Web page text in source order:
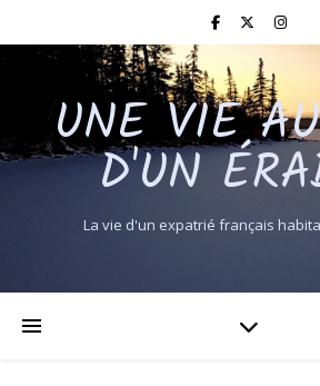
UNE VIE
D'UN
La vie d'un expatrié français